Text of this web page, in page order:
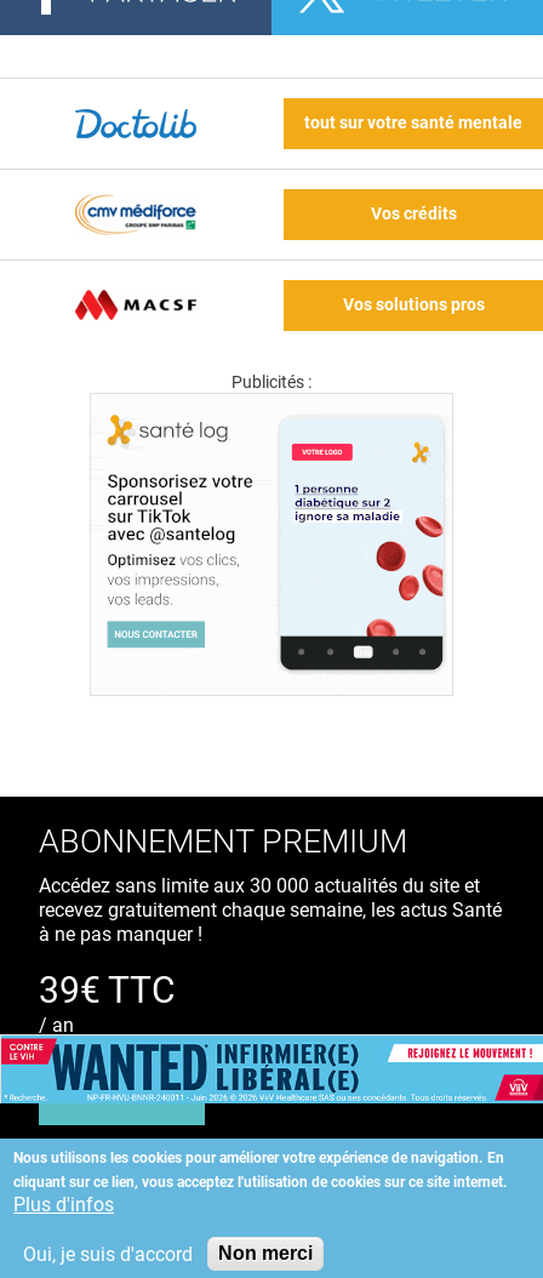
tout sur votre santé mentale
Vos crédits
Vos solutions pros
Publicités :
Nous utilisons les cookies pour améliorer votre expérience de navigation. En
cliquant sur ce lien, vous acceptez l'utilisation de cookies sur ce site internet.
Plus d'infos
Oui, je suis d'accord Non merci
ABONNEMENT PREMIUM
Accédez sans limite aux 30 000 actualités du site et
recevez gratuitement chaque semaine, les actus Santé
à ne pas manquer !
39€ TTC
/ an
S'ABONNER
Copyright
KAURIWEB